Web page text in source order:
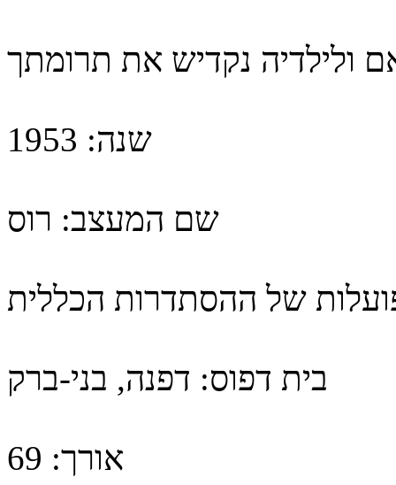
ולילדיה נקדיש את תרומתך
שנה: 1953
שם המעצב: רוס
של ההסתדרות הכללית
בית דפוס: דפנה, בני-ברק
אורך: 69